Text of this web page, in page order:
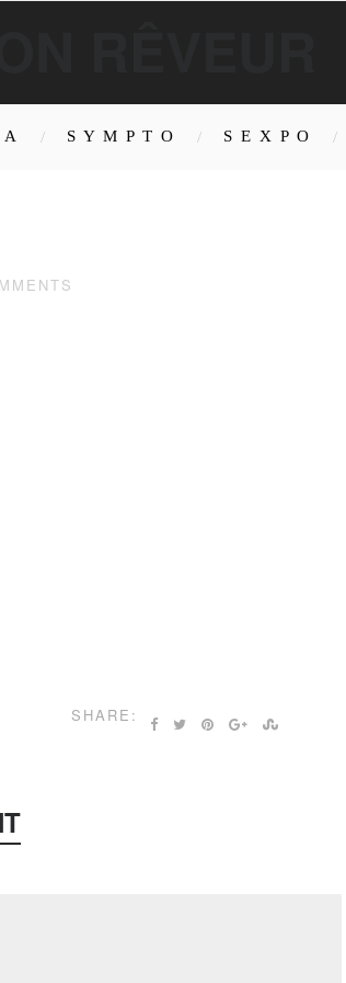
S Y M P T O S E X P O
SHARE: